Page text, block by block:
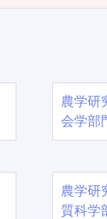
農学
会学部
農学
質科学